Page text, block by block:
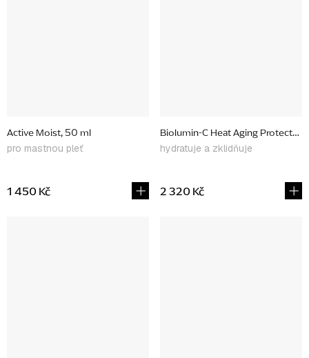
Active Moist, 50 ml
pro mastnou pleť
1 450 Kč
Biolumin-C Heat Aging Protector
hydratuje a zklidňuje
2 320 Kč